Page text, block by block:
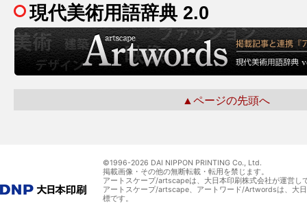
現代美術用語辞典 2.0
▲ページの先頭へ
©1996-2026 DAI NIPPON PRINTING Co., Ltd.
掲載画像・その他の無断転載・転用を禁じます。
アートスケープ/artscapeは、大日本印刷株式会社が運営し
アートスケープ/artscape、アートワード/Artwordsは、大
標です。